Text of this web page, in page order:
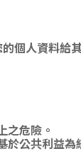
個人資料給
之危險。
於公共利益